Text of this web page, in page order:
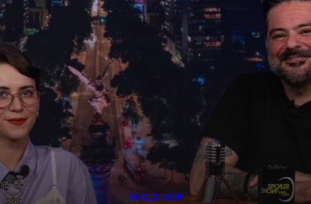
SPOILER SHOW